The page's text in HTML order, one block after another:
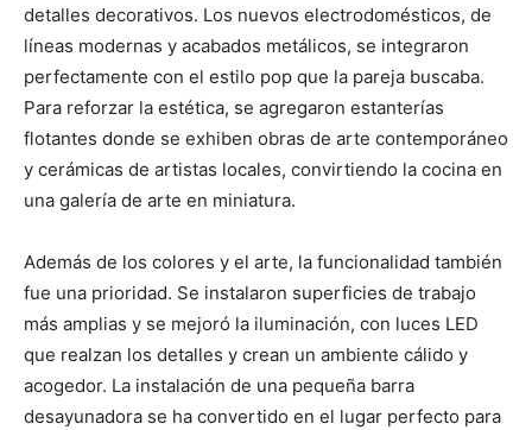
detalles decorativos. Los nuevos electrodomésticos, de
líneas modernas y acabados metálicos, se integraron
perfectamente con el estilo pop que la pareja buscaba.
Para reforzar la estética, se agregaron estanterías
flotantes donde se exhiben obras de arte contemporáneo
y cerámicas de artistas locales, convirtiendo la cocina en
una galería de arte en miniatura.
Además de los colores y el arte, la funcionalidad también
fue una prioridad. Se instalaron superficies de trabajo
más amplias y se mejoró la iluminación, con luces LED
que realzan los detalles y crean un ambiente cálido y
acogedor. La instalación de una pequeña barra
desayunadora se ha convertido en el lugar perfecto para